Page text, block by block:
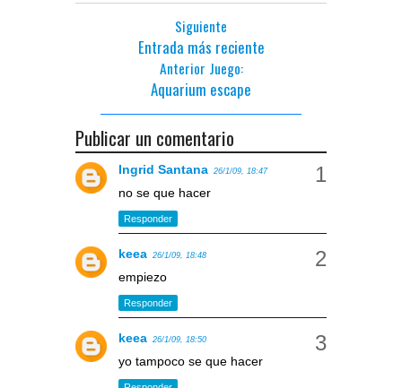
Siguiente
Entrada más reciente
Anterior Juego:
Aquarium escape
Publicar un comentario
Ingrid Santana 26/1/09, 18:47
no se que hacer
Responder
keea 26/1/09, 18:48
empiezo
Responder
keea 26/1/09, 18:50
yo tampoco se que hacer